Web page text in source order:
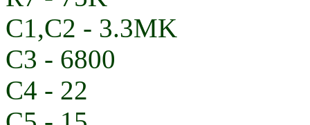
C1,C2 - 3.3MK
C3 - 6800
C4 - 22